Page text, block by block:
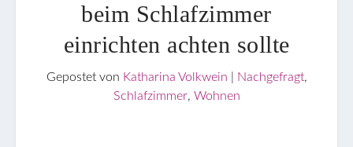
beim Schlafzimmer
einrichten achten sollte
Gepostet von Katharina Volkwein Nachgefragt,
Schlafzimmer, Wohnen